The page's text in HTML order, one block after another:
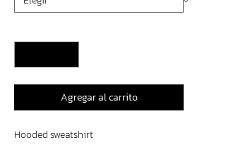
Agregar al carrito
Hooded sweatshirt